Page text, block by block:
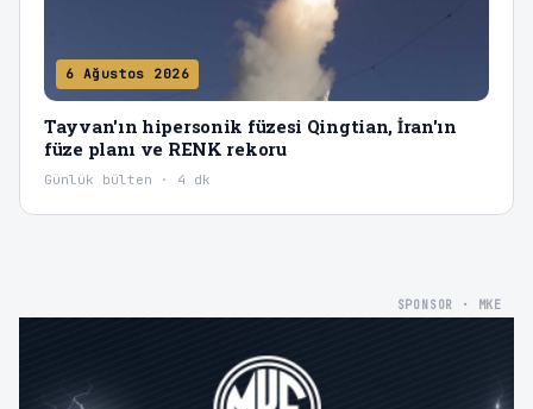
6 Ağustos 2026
Tayvan'ın hipersonik füzesi Qingtian, İran'ın
füze planı ve RENK rekoru
Günlük bülten · 4 dk
SPONSOR · MKE